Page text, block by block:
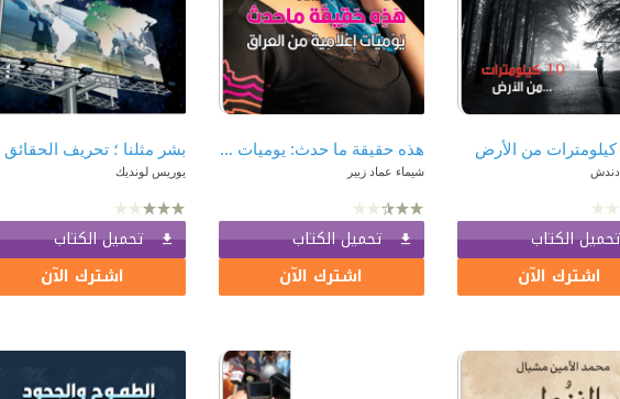
من الأرض
دندش
الكتاب
اشترك الآن
هذه حقيقة ما حدث: يوميات إعلامية من العراق
شيماء عماد زبير
تحميل الكتاب
اشترك الآن
يوريس لونديك
تحميل الكتاب
اشترك الآن